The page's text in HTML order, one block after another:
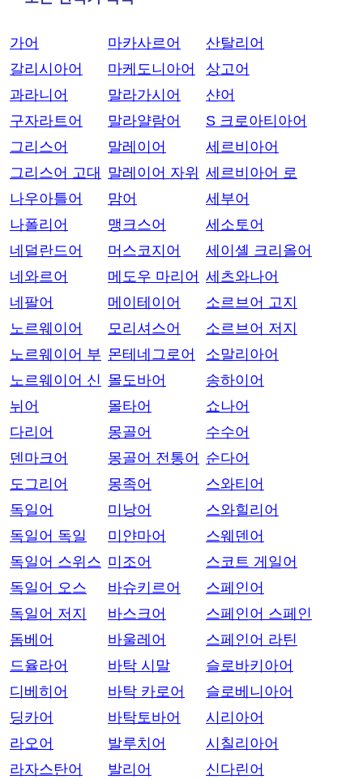
가어
갈리시아어
과라니어
구자라트어
그리스어
그리스어 고대
나우아틀어
나폴리어
네덜란드어
네와르어
네팔어
노르웨이어
노르웨이어 부
노르웨이어 신
뉘어
다리어
덴마크어
도그리어
독일어
독일어 독일
독일어 스위스
독일어 오스
독일어 저지
돔베어
드율라어
디베히어
딩카어
라오어
라자스탄어
마카사르어
마케도니아어
말라가시어
말라얄람어
말레이어
말레이어 자위
맘어
맹크스어
머스코지어
메도우 마리어
메이테이어
모리셔스어
몬테네그로어
몰도바어
몰타어
몽골어
몽골어 전통어
몽족어
미낭어
미얀마어
미조어
바슈키르어
바스크어
바울레어
바탁 시말
바탁 카로어
바탁토바어
발루치어
발리어
산탈리어
상고어
샨어
S 크로아티아어
세르비아어
세르비아어 로
세부어
세소토어
세이셸 크리올어
세츠와나어
소르브어 고지
소르브어 저지
소말리아어
송하이어
쇼나어
수수어
순다어
스와티어
스와힐리어
스웨덴어
스코트 게일어
스페인어
스페인어 스페인
스페인어 라틴
슬로바키아어
슬로베니아어
시리아어
시칠리아어
신다린어